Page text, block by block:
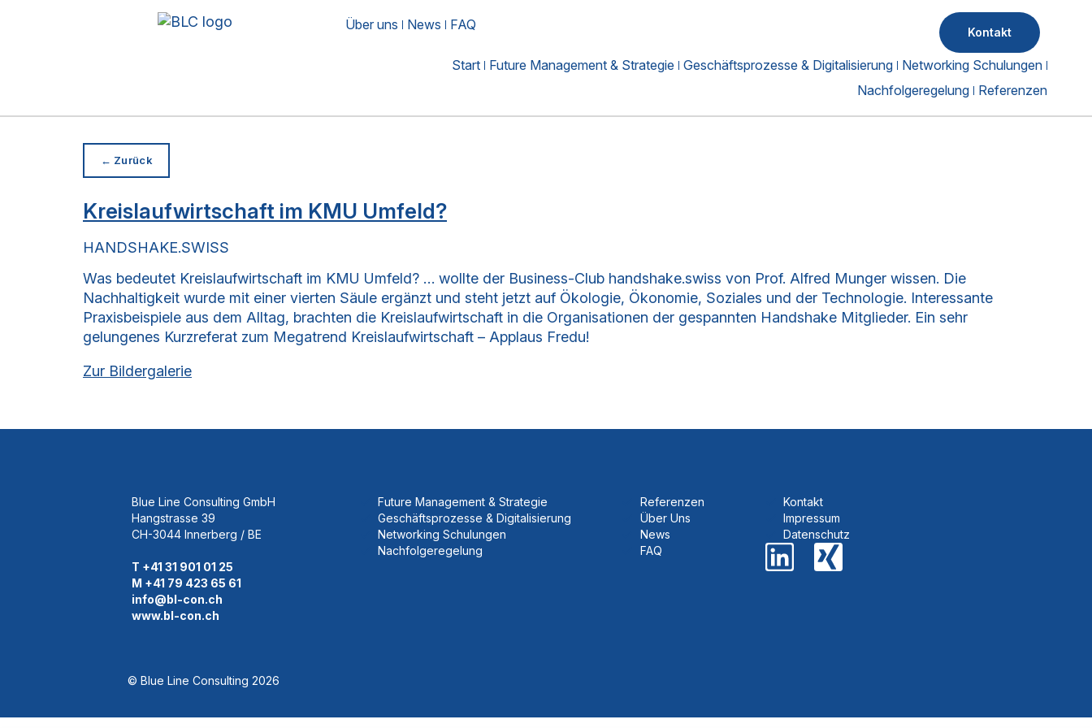
Über uns News FAQ Kontakt
Start Future Management & Strategie Geschäftsprozesse & Digitalisierung
Networking Schulungen
Nachfolgeregelung
Referenzen
← Zurück
Kreislaufwirtschaft im KMU Umfeld?
HANDSHAKE.SWISS
Was bedeutet Kreislaufwirtschaft im KMU Umfeld? … wollte der Business-Club handshake.swiss von Prof. Alfred Munger wissen. Die
Nachhaltigkeit wurde mit einer vierten Säule ergänzt und steht jetzt auf Ökologie, Ökonomie, Soziales und der Technologie. Interessante
Praxisbeispiele aus dem Alltag, brachten die Kreislaufwirtschaft in die Organisationen der gespannten Handshake Mitglieder. Ein sehr
gelungenes Kurzreferat zum Megatrend Kreislaufwirtschaft – Applaus Fredu!
Zur Bildergalerie
Blue Line Consulting GmbH
Hangstrasse 39
CH-3044 Innerberg / BE
T +41 31 901 01 25
M +41 79 423 65 61
info@bl-con.ch
www.bl-con.ch
Future Management & Strategie
Geschäftsprozesse & Digitalisierung
Networking Schulungen
Nachfolgeregelung
Referenzen
Über Uns
News
FAQ
Kontakt
Impressum
Datenschutz
© Blue Line Consulting 2026